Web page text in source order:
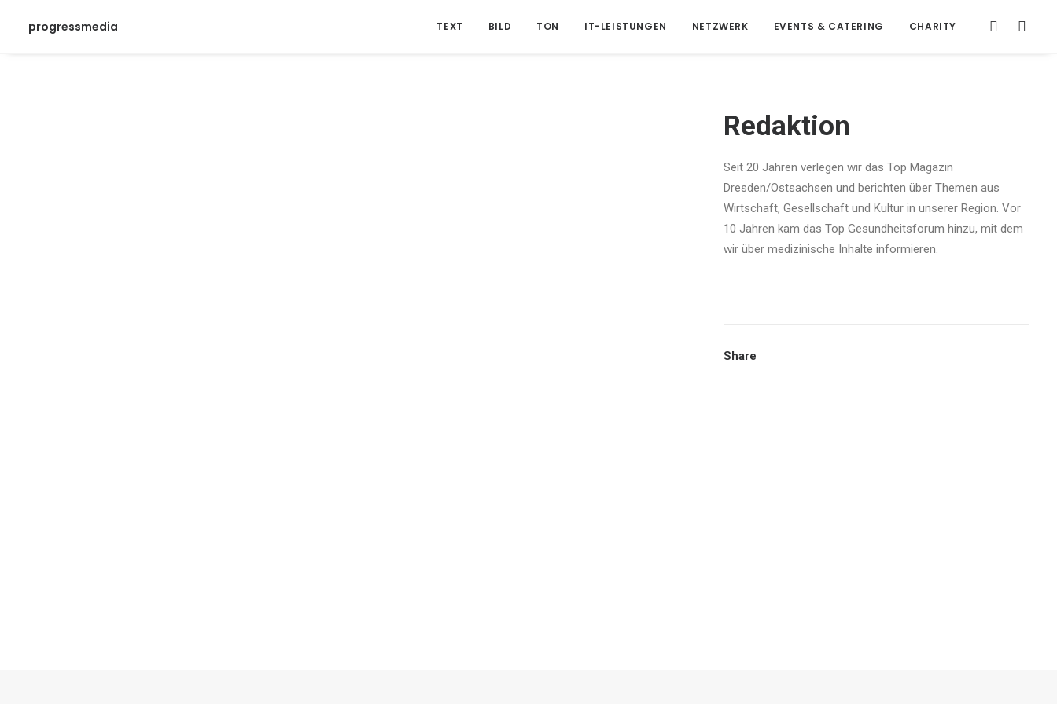
progressmedia TEXT BILD TON IT-LEISTUNGEN NETZWERK EVENTS & CATERING CHARITY
Redaktion
Seit 20 Jahren verlegen wir das Top Magazin
Dresden/Ostsachsen und berichten über Themen aus
Wirtschaft, Gesellschaft und Kultur in unserer Region. Vor
10 Jahren kam das Top Gesundheitsforum hinzu, mit dem
wir über medizinische Inhalte informieren.
Share